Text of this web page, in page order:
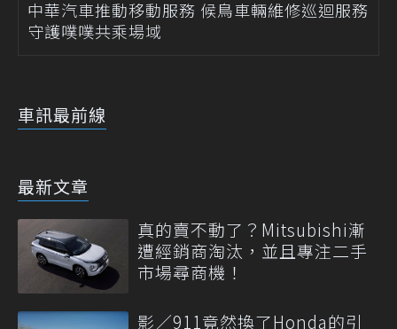
中華汽車推動移動服務 候鳥車輛維修巡迴服務
守護噗噗共乘場域
車訊最前線
最新文章
真的賣不動了？Mitsubishi漸
遭經銷商淘汰，並且專注二手
市場尋商機！
影／911竟然換了Honda的引